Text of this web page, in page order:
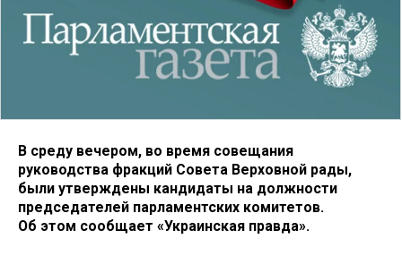
В среду вечером, во время совещания
руководства фракций Совета Верховной рады,
были утверждены кандидаты на должности
председателей парламентских комитетов.
Об этом сообщает «Украинская правда».